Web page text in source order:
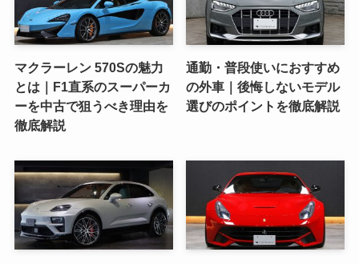
マクラーレン 570Sの魅力
とは｜F1直系のスーパーカ
ーを中古で狙うべき理由を
徹底解説
通勤・普段使いにおすすめ
の外車｜後悔しないモデル
選びのポイントを徹底解説